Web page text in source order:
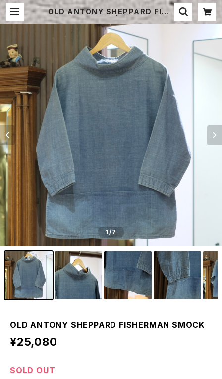
OLD ANTONY SHEPPARD FISH
ERMAN SMOCK | STRAYSHEE
P ONLINE
1/7
OLD ANTONY SHEPPARD FISHERMAN SMOCK
¥25,080
SOLD OUT